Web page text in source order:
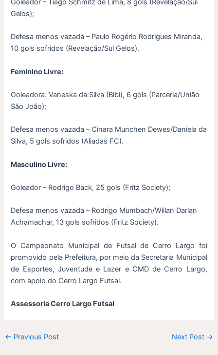
Goleador – Tiago Schmitz de Lima, 8 gols (Revelação/Sul
Gelos);
Defesa menos vazada – Paulo Rogério Rodrigues Miranda,
10 gols sofridos (Revelação/Sul Gelos).
Feminino Livre:
Goleadora: Vaneska da Silva (Bibi), 6 gols (Parceria/União
São João);
Defesa menos vazada – Cinara Munchen Dewes/Daniela da
Silva, 5 gols sofridos (Aliadas FC).
Masculino Livre:
Goleador – Rodrigo Back, 25 gols (Fritz Society);
Defesa menos vazada – Rodrigo Mumbach/Willan Darlan
Achamachar, 13 gols sofridos (Fritz Society).
O Campeonato Municipal de Futsal de Cerro Largo foi
promovido pela Prefeitura, por meio da Secretaria Municipal
de Esportes, Juventude e Lazer e CMD de Cerro Largo,
com apoio do Cerro Largo Futsal.
Assessoria Cerro Largo Futsal
← Previous Post Next Post →